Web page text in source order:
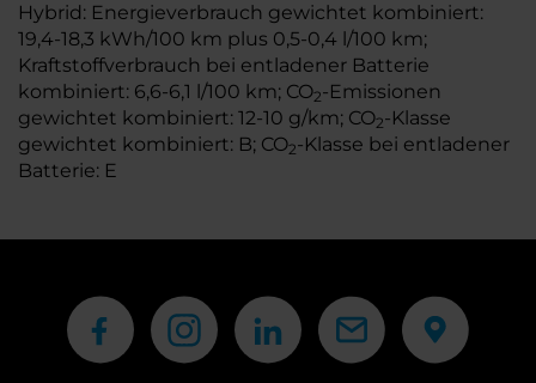
Hybrid: Energieverbrauch gewichtet kombiniert:
19,4-18,3 kWh/100 km plus 0,5-0,4 l/100 km;
Kraftstoffverbrauch bei entladener Batterie
kombiniert: 6,6-6,1 l/100 km; CO2-Emissionen
gewichtet kombiniert: 12-10 g/km; CO2-Klasse
gewichtet kombiniert: B; CO2-Klasse bei entladener
Batterie: E